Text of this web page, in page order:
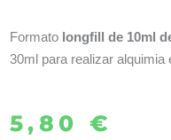
Formato longfill de 10ml
30ml para realizar alquimia
5,80 €